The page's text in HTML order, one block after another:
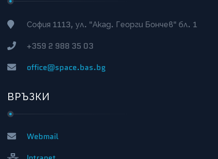
София 1113, ул. "Акад. Георги Бончев" бл. 1
+359 2 988 35 03
office@space.bas.bg
ВРЪЗКИ
Webmail